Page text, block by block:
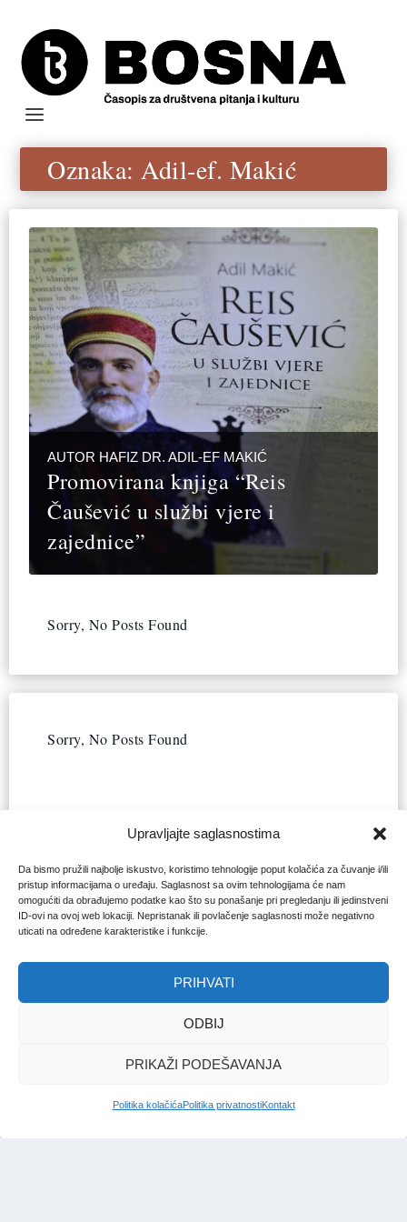
Upravljajte saglasnostima
Da bismo pružili najbolje iskustvo, koristimo tehnologije poput kolačića za čuvanje i/ili
pristup informacijama o uređaju. Saglasnost sa ovim tehnologijama će nam
omogućiti da obrađujemo podatke kao što su ponašanje pri pregledanju ili jedinstveni
ID-ovi na ovoj web lokaciji. Nepristanak ili povlačenje saglasnosti može negativno
uticati na određene karakteristike i funkcije.
PRIHVATI
ODBIJ
PRIKAŽI PODEŠAVANJA
Politika kolačićaPolitika privatnostiKontakt
Oznaka:Adil-ef. Makić
AUTOR HAFIZ DR. ADIL-EF MAKIĆ
Promovirana knjiga “Reis
Čaušević u službi vjere i
zajednice”
Sorry, No Posts Found
Sorry, No Posts Found